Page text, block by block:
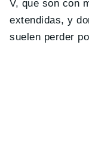
V, que son con
extendidas, y
suelen perder